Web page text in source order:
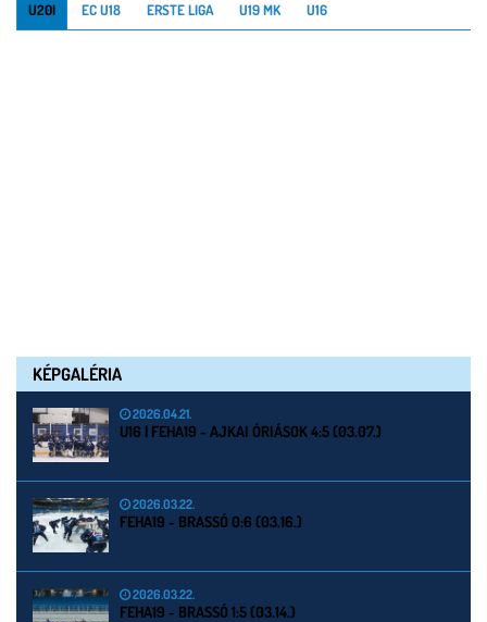
U20I EC U18 ERSTE LIGA U19 MK U16
KÉPGALÉRIA
2026.04.21.
U16 | FEHA19 - AJKAI ÓRIÁSOK 4:5 (03.07.)
2026.03.22.
FEHA19 - BRASSÓ 0:6 (03.16.)
2026.03.22.
FEHA19 - BRASSÓ 1:5 (03.14.)